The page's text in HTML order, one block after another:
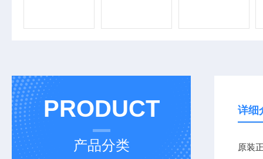
PRODUCT
产品分类
详细
原装